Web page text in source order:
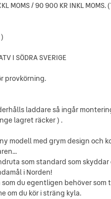
MOMS / 90 900 KR INKL MOMS.
I SÖDRA SVERIGE
provkörning.
laddare så ingår
lagret räcker ) .
ny modell med grym design och
som standard som
i Norden!
du egentligen behöver
om du kör i sträng kyla.